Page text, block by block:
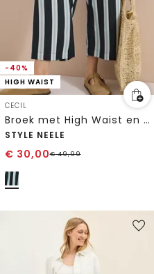
-40%
HIGH WAIST
CECIL
Broek met High Waist en Wide Leg pijpen met strepen
STYLE NEELE
€ 30,00€49,99